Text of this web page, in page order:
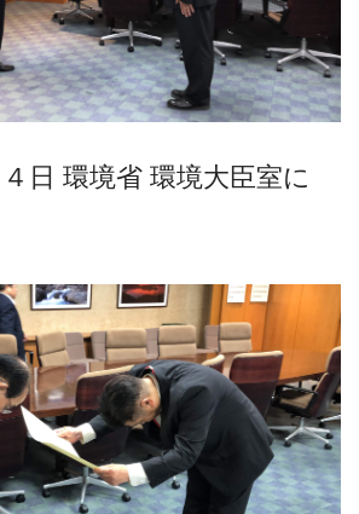
日 環境省 環境大臣室に